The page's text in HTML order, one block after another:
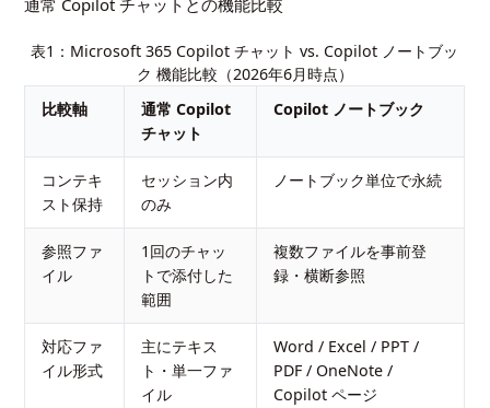
表1：Microsoft 365 Copilot チャット vs. Copilot ノートブッ
ク 機能比較（2026年6月時点）
比較軸
通常 Copilot
チャット
Copilot ノートブック
コンテキ
スト保持
セッション内
のみ
ノートブック単位で永続
参照ファ
イル
1回のチャッ
トで添付した
範囲
複数ファイルを事前登
録・横断参照
対応ファ
イル形式
主にテキス
ト・単一ファ
イル
Word / Excel / PPT /
PDF / OneNote /
Copilot ページ